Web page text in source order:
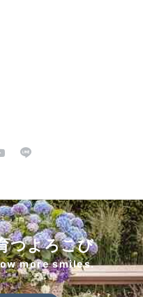
つよろこび
more smiles.